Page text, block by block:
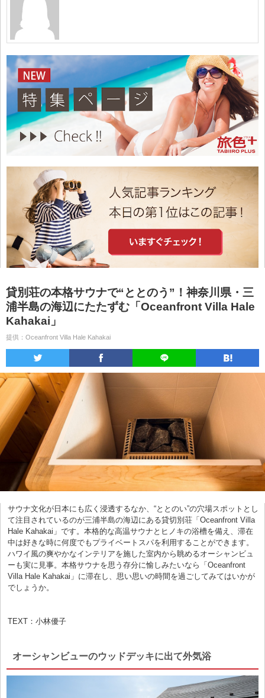
貸別荘の本格サウナで“ととのう”！神奈川県・三
浦半島の海辺にたたずむ「Oceanfront Villa Hale
Kahakai」
提供：Oceanfront Villa Hale Kahakai
サウナ文化が日本にも広く浸透するなか、“ととのい”の穴場スポットとし
て注目されているのが三浦半島の海辺にある貸切別荘「Oceanfront Villa
Hale Kahakai」です。本格的な高温サウナとヒノキの浴槽を備え、滞在
中は好きな時に何度でもプライベートスパを利用することができます。
ハワイ風の爽やかなインテリアを施した室内から眺めるオーシャンビュ
ーも実に見事。本格サウナを思う存分に愉しみたいなら「Oceanfront
Villa Hale Kahakai」に滞在し、思い思いの時間を過ごしてみてはいかが
でしょうか。
TEXT：小林優子
オーシャンビューのウッドデッキに出て外気浴